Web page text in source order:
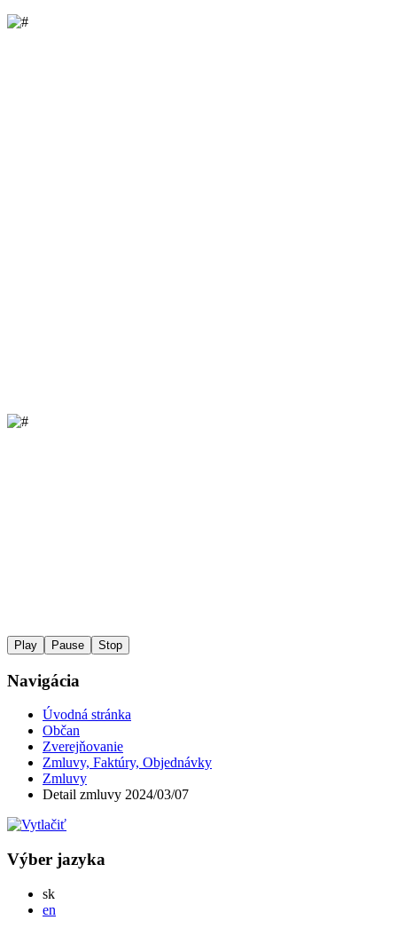
Play Pause Stop
Navigácia
Úvodná stránka
Občan
Zverejňovanie
Zmluvy, Faktúry, Objednávky
Zmluvy
Detail zmluvy 2024/03/07
Výber jazyka
skSlovensky
en